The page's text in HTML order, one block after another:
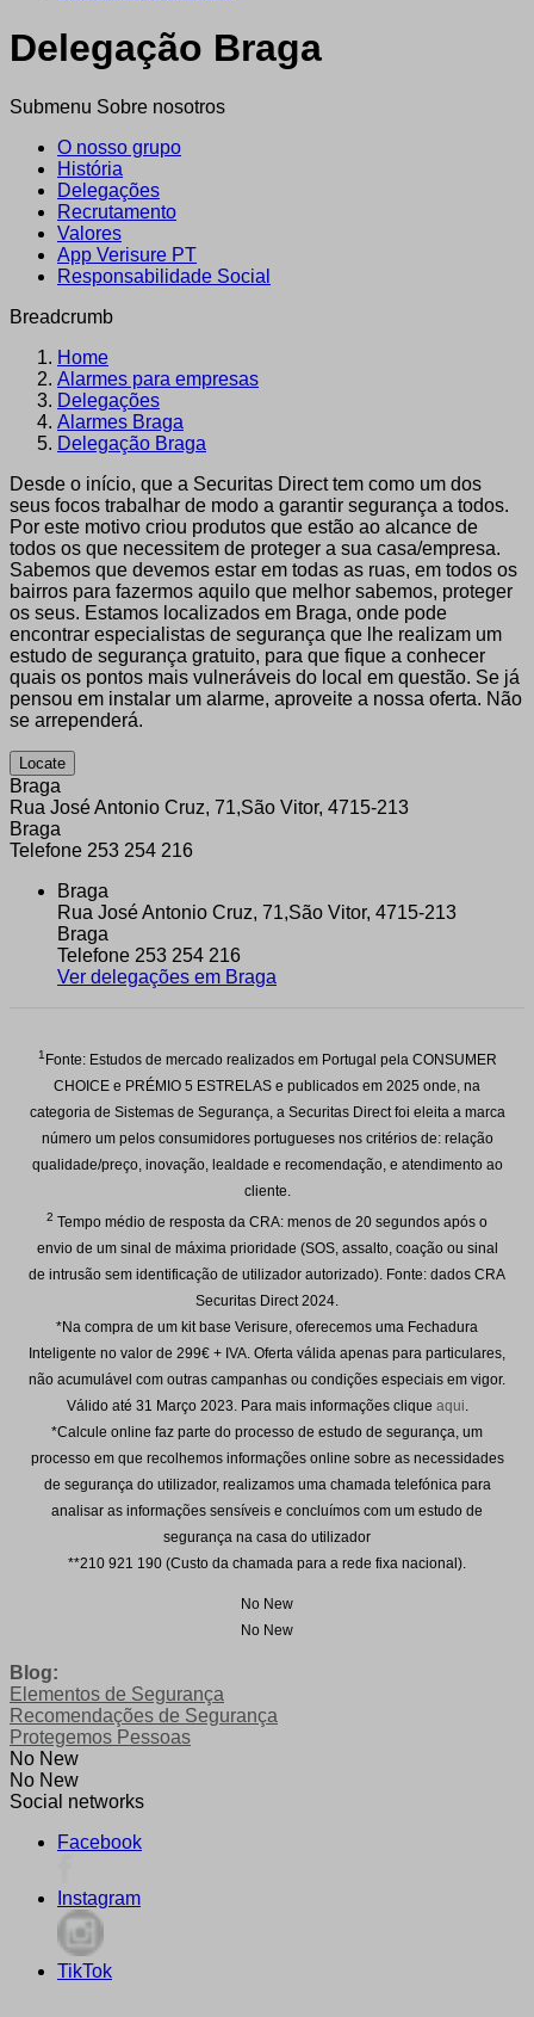
Delegação Braga
Submenu Sobre nosotros
O nosso grupo
História
Delegações
Recrutamento
Valores
App Verisure PT
Responsabilidade Social
Breadcrumb
Home
Alarmes para empresas
Delegações
Alarmes Braga
Delegação Braga
Desde o início, que a Securitas Direct tem como um dos
seus focos trabalhar de modo a garantir segurança a todos.
Por este motivo criou produtos que estão ao alcance de
todos os que necessitem de proteger a sua casa/empresa.
Sabemos que devemos estar em todas as ruas, em todos os
bairros para fazermos aquilo que melhor sabemos, proteger
os seus. Estamos localizados em Braga, onde pode
encontrar especialistas de segurança que lhe realizam um
estudo de segurança gratuito, para que fique a conhecer
quais os pontos mais vulneráveis do local em questão. Se já
pensou em instalar um alarme, aproveite a nossa oferta. Não
se arrependerá.
Locate
Braga
Rua José Antonio Cruz, 71,São Vitor, 4715-213
Braga
Telefone 253 254 216
Braga
Rua José Antonio Cruz, 71,São Vitor, 4715-213
Braga
Telefone 253 254 216
Ver delegações em Braga
1 Fonte: Estudos de mercado realizados em Portugal pela CONSUMER
CHOICE e PRÉMIO 5 ESTRELAS e publicados em 2025 onde, na
categoria de Sistemas de Segurança, a Securitas Direct foi eleita a marca
número um pelos consumidores portugueses nos critérios de: relação
qualidade/preço, inovação, lealdade e recomendação, e atendimento ao
cliente.
2 Tempo médio de resposta da CRA: menos de 20 segundos após o
envio de um sinal de máxima prioridade (SOS, assalto, coação ou sinal
de intrusão sem identificação de utilizador autorizado). Fonte: dados CRA
Securitas Direct 2024.
*Na compra de um kit base Verisure, oferecemos uma Fechadura
Inteligente no valor de 299€ + IVA. Oferta válida apenas para particulares,
não acumulável com outras campanhas ou condições especiais em vigor.
Válido até 31 Março 2023. Para mais informações clique aqui.
*Calcule online faz parte do processo de estudo de segurança, um
processo em que recolhemos informações online sobre as necessidades
de segurança do utilizador, realizamos uma chamada telefónica para
analisar as informações sensíveis e concluímos com um estudo de
segurança na casa do utilizador
**210 921 190 (Custo da chamada para a rede fixa nacional).
No New
No New
Blog:
Elementos de Segurança
Recomendações de Segurança
Protegemos Pessoas
No New
No New
Social networks
Facebook
Instagram
TikTok